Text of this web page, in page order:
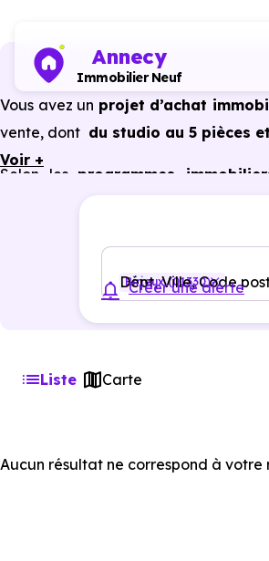
Annecy
Immobilier Neuf
Vous avez un projet d’achat
vente, dont du studio au 5 pièces
Selon les programmes
Voir +
Dépt, Ville, Code
Birieux (01330)
Créer une alerte
Liste Carte
Aucun résultat ne correspond à votre